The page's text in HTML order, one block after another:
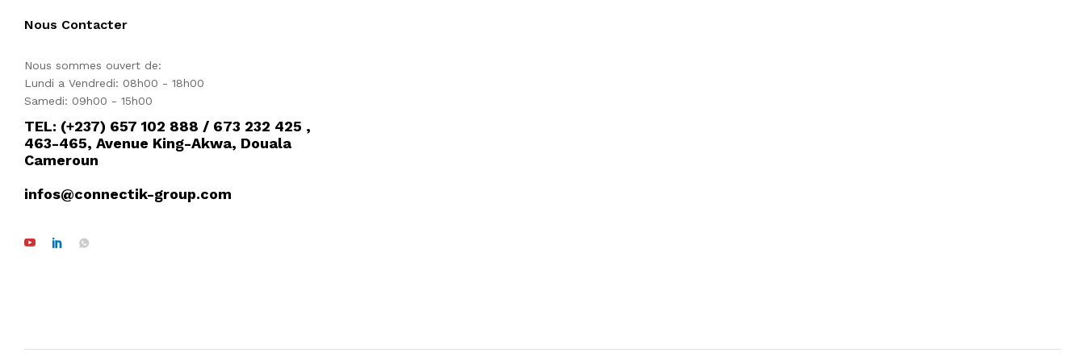
Nous Contacter
Nous sommes ouvert de:
Lundi a Vendredi: 08h00 - 18h00
Samedi: 09h00 - 15h00
TEL: (+237) 657 102 888 / 673 232 425 ,
463-465, Avenue King-Akwa, Douala
Cameroun
infos@connectik-group.com